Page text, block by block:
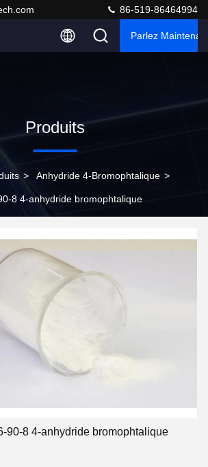
86-519-86464994
Parlez
Produits
> Anhydride 4-Bromophtalique >
8 4-anhydride bromophtalique
90-8 4-anhydride bromophtalique